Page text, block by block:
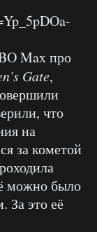
Max про
Gate,
что
на
за кометой
можно было
За это её